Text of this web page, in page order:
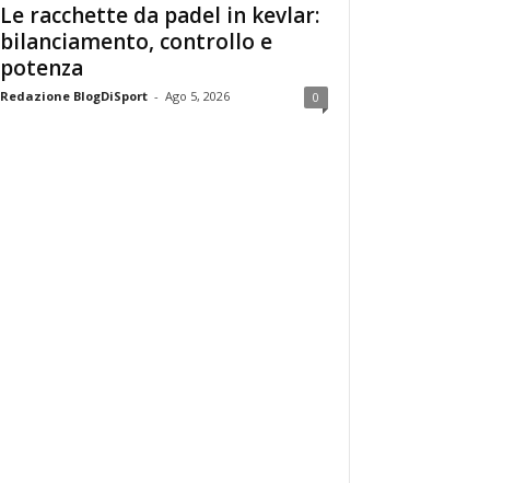
Le racchette da padel in kevlar:
bilanciamento, controllo e
potenza
Redazione BlogDiSport - Ago 5, 2026 0